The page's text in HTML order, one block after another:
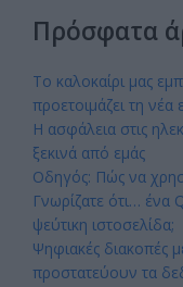
Πρόσφατα
Το καλοκαίρι μας
προετοιμάζει τη νέα
Η ασφάλεια στις
ξεκινά από εμάς
Οδηγός: Πώς να
Γνωρίζατε ότι… ένα
ψεύτικη ιστοσελίδα;
Ψηφιακές διακοπές
προστατεύουν τα